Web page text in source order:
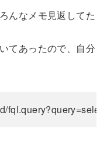
んなメモ見返してた
てあったので、自分